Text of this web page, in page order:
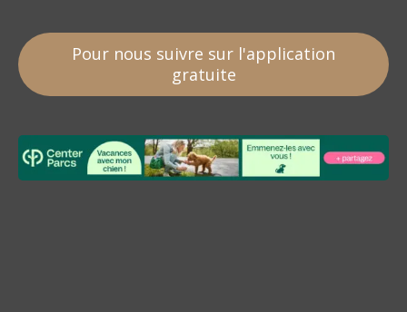
Pour nous suivre sur l'application
gratuite